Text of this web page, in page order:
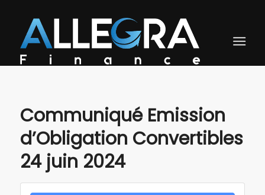
Communiqué Emission
d’Obligation Convertibles
24 juin 2024